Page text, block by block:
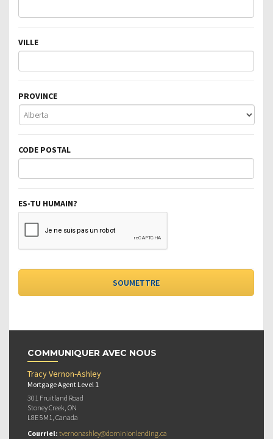
VILLE
PROVINCE
CODE POSTAL
ES-TU HUMAIN?
COMMUNIQUER AVEC NOUS
Tracy Vernon-Ashley
Mortgage Agent Level 1
301 Fruitland Road
Stoney Creek, ON
L8E 5M1, Canada
Courriel: tvernonashley@dominionlending.ca